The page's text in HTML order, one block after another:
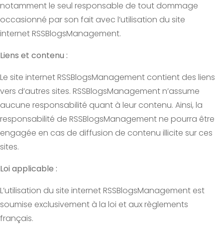
notamment le seul responsable de tout dommage
occasionné par son fait avec l’utilisation du site
internet RSSBlogsManagement.
Liens et contenu :
Le site internet RSSBlogsManagement contient des liens
vers d’autres sites. RSSBlogsManagement n’assume
aucune responsabilité quant à leur contenu. Ainsi, la
responsabilité de RSSBlogsManagement ne pourra être
engagée en cas de diffusion de contenu illicite sur ces
sites.
Loi applicable :
L’utilisation du site internet RSSBlogsManagement est
soumise exclusivement à la loi et aux règlements
français.